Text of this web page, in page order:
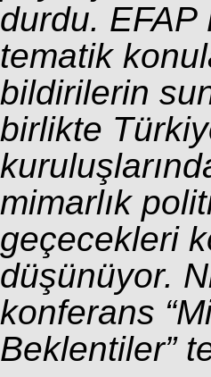
durdu. EFAP
tematik
bildirilerin
birlikte
mimarlık
geçecekleri
düşünüyor.
konferans
Beklentiler”